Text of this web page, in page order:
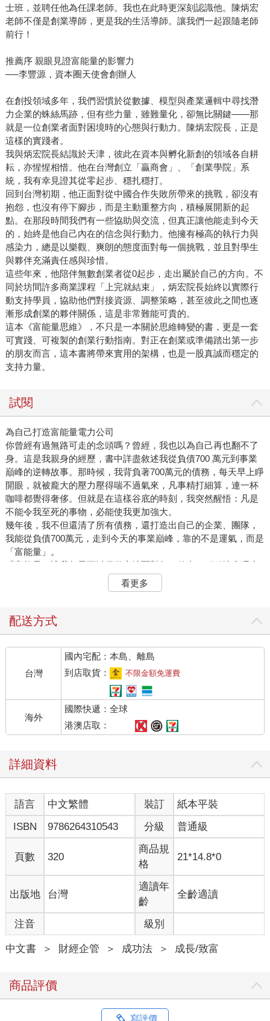
士班，並聘任他為任課老師。我也在此時更深刻認識他。陳炳宏
老師不僅是創業導師，更是我的生活導師。讓我們一起跟隨老師
前行！
推薦序 親眼見證富能量的影響力
──李豐源，資本圈天使會創辦人
在創投領域多年，我們習慣於從數據、模型與產業邏輯中尋找潛
力企業的蛛絲馬跡，但有些力量，雖難量化，卻無比關鍵——那
就是一位創業者面對困境時的心態與行動力。陳炳宏院長，正是
這樣的實踐者。
我與炳宏院長結識於天津，彼此在資本與孵化新創的領域各自耕
耘，亦惺惺相惜。他在台灣創立「贏商會」、「創業學院」系
統，我有幸見證其從零起步、穩扎穩打。
回到台灣初期，他正面對從中國合作失敗所帶來的挑戰，卻沒有
抱怨，也沒有停下腳步，而是主動重整方向，積極展開新的起
點。在那段時間我們有一些協助與交流，但真正讓他能走到今天
的，始終是他自己內在的信念與行動力。他擁有極高的執行力與
感染力，總是以樂觀、爽朗的態度面對每一個挑戰，並且對學生
與夥伴充滿責任感與珍惜。
這些年來，他陪伴無數創業者從0起步，走出屬於自己的方向。不
同於坊間許多商業課程「上完就結束」，炳宏院長始終以實際行
動支持學員，協助他們對接資源、調整策略，甚至彼此之間也逐
漸形成創業的夥伴關係，這是非常難能可貴的。
這本《富能量思維》，不只是一本關於思維轉變的書，更是一套
可實踐、可複製的創業行動指南。對正在創業或準備踏出第一步
的朋友而言，這本書將帶來實用的架構，也是一股真誠而穩定的
支持力量。
試閱
為自己打造富能量電力公司
你曾經有過無路可走的念頭嗎？曾經，我也以為自己再也翻不了
身。這是我親身的經歷，書中詳盡敘述我從負債700 萬元到事業
巔峰的逆轉故事。那時候，我背負著700萬元的債務，每天早上睜
開眼，就被龐大的壓力壓得喘不過氣來，凡事精打細算，連一杯
咖啡都覺得奢侈。但就是在這樣谷底的時刻，我突然醒悟：凡是
不能令我至死的事物，必能使我更加強大。
幾年後，我不但還清了所有債務，還打造出自己的企業、團隊，
我能從負債700萬元，走到今天的事業巔峰，靠的不是運氣，而是
「富能量」。
「富能量」讓我每天可以很從容地面對每一件事，穩穩地處理生
活裡的大小事。對我來說，這就是一種圓滿。
所以，低谷絕對不是終點，反而是人生重新定義自己的機會。重
人，歷經負債、清償，到現在站上演講台、出版書籍，甚至幫助
我覺得我真正找到了自己想要的生活方式。現在的我，不只是物
質上穩定，內心也很富足，那種飽滿和平衡的感覺，真的很棒。
有時候我的學生來台南參加課程後的體驗活動，我開車去接他
們，他們看到我的車都會很驚訝，會問我：「老師，你怎麼開這
台車？」其實，這是一輛很舊的SUV 休旅車，車內也很亂，因為
我太太常用那輛車，東西塞得像移動倉庫一樣。很多人會問我為
什麼不換一輛新車，我都笑笑地說，其實不是不能換，我隨時都
可以買一輛新車，不換是因為換了反而不快樂。一旦換了新車，
此發生爭執，結果反而是花錢買煩惱，不值得。
相反地，我買重機，把錢花在讓自己開心的事上，騎重機太太無
法要塞滿雜物，我也可以一圓年少時的夢想，這是一舉兩地的圓
滿。
隨著年紀增長，我不再追求那些外在的表象，反而更重視內心的
平靜和生活的本質，那是一種反璞歸真、追求素質的心境。因為
我發現，真正重要的，是內心有沒有力量，是否從不從容。你可
以問問自己：我現在過的是不是我真正想要的生活？
現在的我，正活出自己真正想要的樣子。這麼多學生、朋友，看
到他們因為我的陪伴和教導而改變人生，我覺得這就是最大的成
就感。社會也給了我很多正向的回饋。曾有人問我怎麼定位我自
己？是老師、醫師、企業家，還是心理輔導師？我說，我是「善
財童子」— 不只是物質上的財富，而是希望能帶給大家真正的善
和祝福。
我們常常聽到「正能量」，但是我要告訴大家，「富能量」比
「正能量」重要。每件事都往好處想、樂觀、積極是「正能
麼想得正面，現實還是會讓你感到無力？
看更多
配送方式
台灣
國內宅配：本島、離島
到店取貨：
不限金額免運費
海外
國際快遞：全球
港澳店取：
詳細資料
語言 中文繁體 裝訂
紙本平裝
ISBN
9786264310543 分級 普通級
頁數 320
商品規
格
21*14.8*0
出版地 台灣
適讀年
齡
全齡適讀
注音 級別
中文書 ＞ 財經企管 ＞ 成功法 ＞ 成長/致富
商品評價
寫評價